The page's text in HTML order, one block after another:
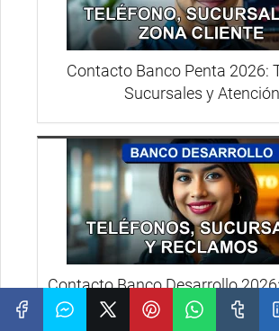
Contacto Banco Penta 2026:
Sucursales y Atención
Contacto Banco Desarrollo
Sucursales y